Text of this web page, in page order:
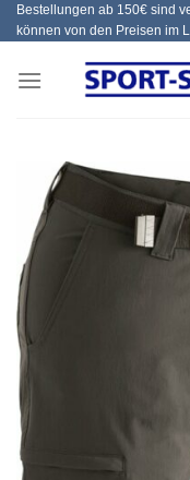
Zum
Inhalt
Bestellungen ab 150€ sind
können von den Preisen im